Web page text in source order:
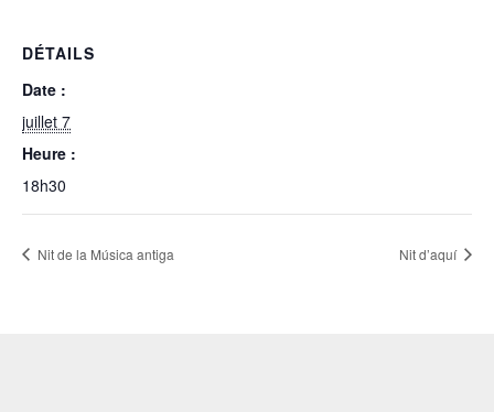
DÉTAILS
Date :
juillet 7
Heure :
18h30
Nit de la Música antiga Nit d’aquí